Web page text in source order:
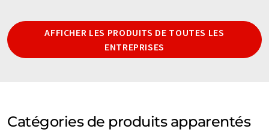
AFFICHER LES PRODUITS DE TOUTES LES
ENTREPRISES
Catégories de produits apparentés